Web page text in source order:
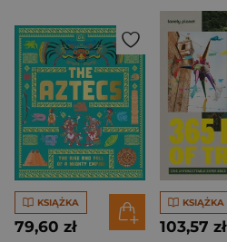
KSIĄŻKA
79,60 zł
KSIĄŻKA
103,57 zł